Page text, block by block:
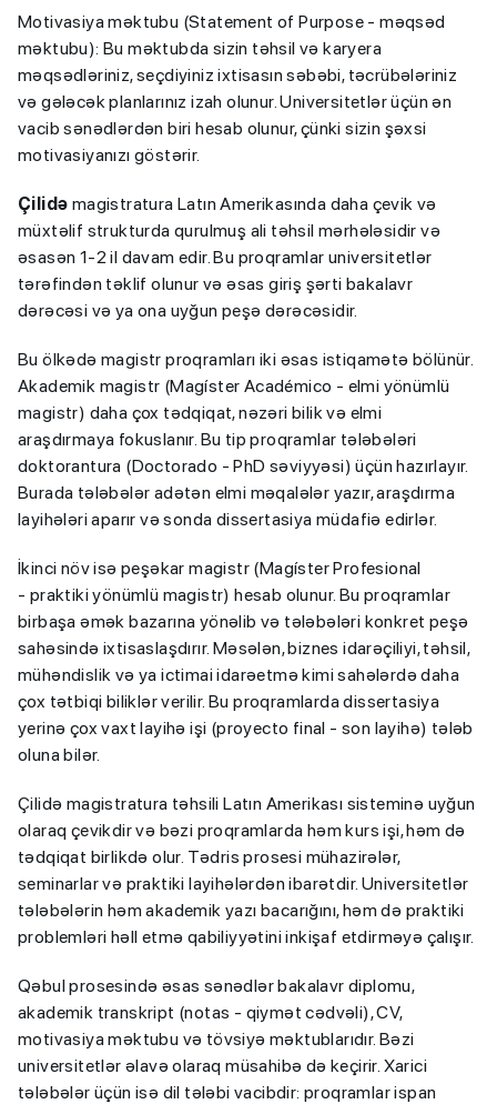
Motivasiya məktubu (Statement of Purpose - məqsəd
məktubu): Bu məktubda sizin təhsil və karyera
məqsədləriniz, seçdiyiniz ixtisasın səbəbi, təcrübələriniz
və gələcək planlarınız izah olunur. Universitetlər üçün ən
vacib sənədlərdən biri hesab olunur, çünki sizin şəxsi
motivasiyanızı göstərir.
Çilidə magistratura Latın Amerikasında daha çevik və
müxtəlif strukturda qurulmuş ali təhsil mərhələsidir və
əsasən 1-2 il davam edir. Bu proqramlar universitetlər
tərəfindən təklif olunur və əsas giriş şərti bakalavr
dərəcəsi və ya ona uyğun peşə dərəcəsidir.
Bu ölkədə magistr proqramları iki əsas istiqamətə bölünür.
Akademik magistr (Magíster Académico - elmi yönümlü
magistr) daha çox tədqiqat, nəzəri bilik və elmi
araşdırmaya fokuslanır. Bu tip proqramlar tələbələri
doktorantura (Doctorado - PhD səviyyəsi) üçün hazırlayır.
Burada tələbələr adətən elmi məqalələr yazır, araşdırma
layihələri aparır və sonda dissertasiya müdafiə edirlər.
İkinci növ isə peşəkar magistr (Magíster Profesional
- praktiki yönümlü magistr) hesab olunur. Bu proqramlar
birbaşa əmək bazarına yönəlib və tələbələri konkret peşə
sahəsində ixtisaslaşdırır. Məsələn, biznes idarəçiliyi, təhsil,
mühəndislik və ya ictimai idarəetmə kimi sahələrdə daha
çox tətbiqi biliklər verilir. Bu proqramlarda dissertasiya
yerinə çox vaxt layihə işi (proyecto final - son layihə) tələb
oluna bilər.
Çilidə magistratura təhsili Latın Amerikası sisteminə uyğun
olaraq çevikdir və bəzi proqramlarda həm kurs işi, həm də
tədqiqat birlikdə olur. Tədris prosesi mühazirələr,
seminarlar və praktiki layihələrdən ibarətdir. Universitetlər
tələbələrin həm akademik yazı bacarığını, həm də praktiki
problemləri həll etmə qabiliyyətini inkişaf etdirməyə çalışır.
Qəbul prosesində əsas sənədlər bakalavr diplomu,
akademik transkript (notas - qiymət cədvəli), CV,
motivasiya məktubu və tövsiyə məktublarıdır. Bəzi
universitetlər əlavə olaraq müsahibə də keçirir. Xarici
tələbələr üçün isə dil tələbi vacibdir: proqramlar ispan